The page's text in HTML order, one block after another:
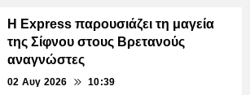
Η Express παρουσιάζει τη μαγεία
της Σίφνου στους Βρετανούς
αναγνώστες
02 Αυγ 2026 10:39